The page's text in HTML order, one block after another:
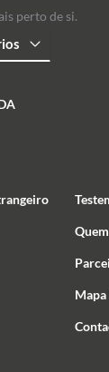
perto de si.